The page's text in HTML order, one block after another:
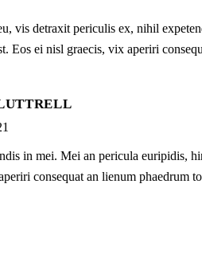
vis detraxit periculis ex, nihil
Eos ei nisl graecis, vix aperiri
in mei. Mei an pericula euripidis,
consequat an lienum phaedrum